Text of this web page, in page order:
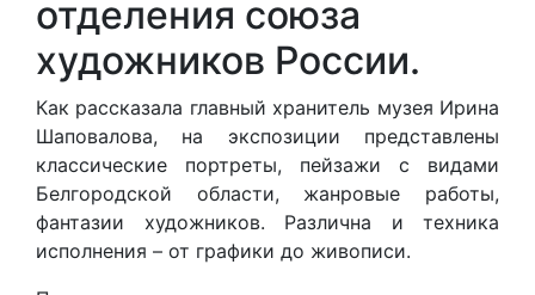
отделения союза
художников России.
Как рассказала главный хранитель музея Ирина
Шаповалова, на экспозиции представлены
классические портреты, пейзажи с видами
Белгородской области, жанровые работы,
фантазии художников. Различна и техника
исполнения – от графики до живописи.